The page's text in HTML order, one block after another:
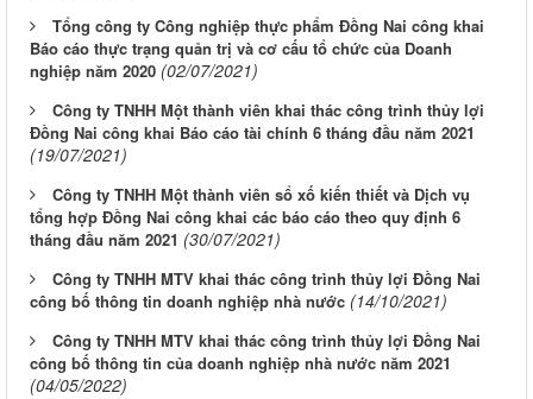
Tổng công ty Công nghiệp thực phẩm Đồng Nai công khai
Báo cáo thực trạng quản trị và cơ cấu tổ chức của Doanh
nghiệp năm 2020 (02/07/2021)
Công ty TNHH Một thành viên khai thác công trình thủy lợi
Đồng Nai công khai Báo cáo tài chính 6 tháng đầu năm 2021
(19/07/2021)
Công ty TNHH Một thành viên sổ xố kiến thiết và Dịch vụ
tổng hợp Đồng Nai công khai các báo cáo theo quy định 6
tháng đầu năm 2021 (30/07/2021)
Công ty TNHH MTV khai thác công trình thủy lợi Đồng Nai
công bố thông tin doanh nghiệp nhà nước (14/10/2021)
Công ty TNHH MTV khai thác công trình thủy lợi Đồng Nai
công bố thông tin của doanh nghiệp nhà nước năm 2021
(04/05/2022)